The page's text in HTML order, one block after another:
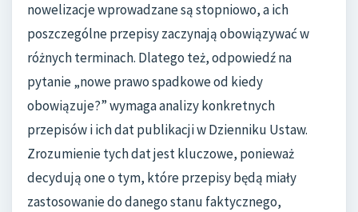
nowelizacje wprowadzane są stopniowo, a ich
poszczególne przepisy zaczynają obowiązywać w
różnych terminach. Dlatego też, odpowiedź na
pytanie „nowe prawo spadkowe od kiedy
obowiązuje?” wymaga analizy konkretnych
przepisów i ich dat publikacji w Dzienniku Ustaw.
Zrozumienie tych dat jest kluczowe, ponieważ
decydują one o tym, które przepisy będą miały
zastosowanie do danego stanu faktycznego,